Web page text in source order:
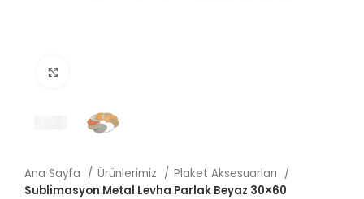
Ana Sayfa Ürünlerimiz
Plaket Aksesuarları
Sublimasyon Metal Levha Parlak Beyaz 30×60